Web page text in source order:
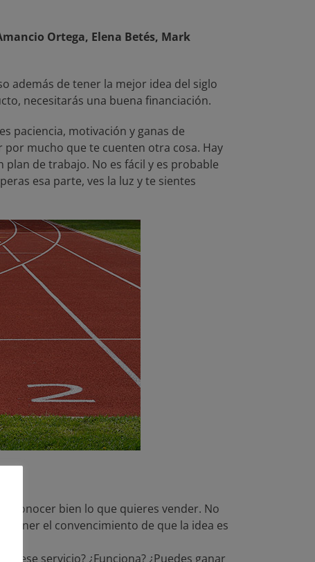
Ortega, Elena Betés, Mark
además de tener la mejor idea del siglo
necesitarás una buena financiación.
paciencia, motivación y ganas de
mucho que te cuenten otra cosa. Hay
de trabajo. No es fácil y es probable
esa parte, ves la luz y te sientes
conocer bien lo que quieres vender. No
tener el convencimiento de que la idea es
ese servicio? ¿Funciona? ¿Puedes ganar